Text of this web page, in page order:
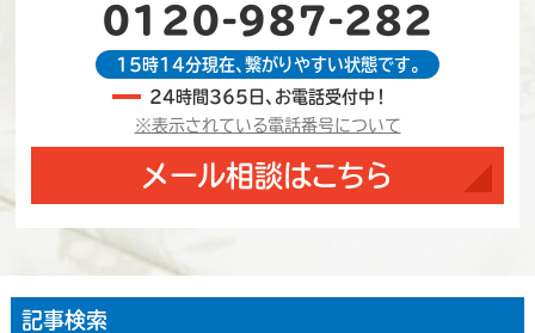
0120-987-282
15時14分現在、繋がりやすい状態です。
24時間365日、お電話受付中！
※表示されている電話番号について
メール相談はこちら
記事検索